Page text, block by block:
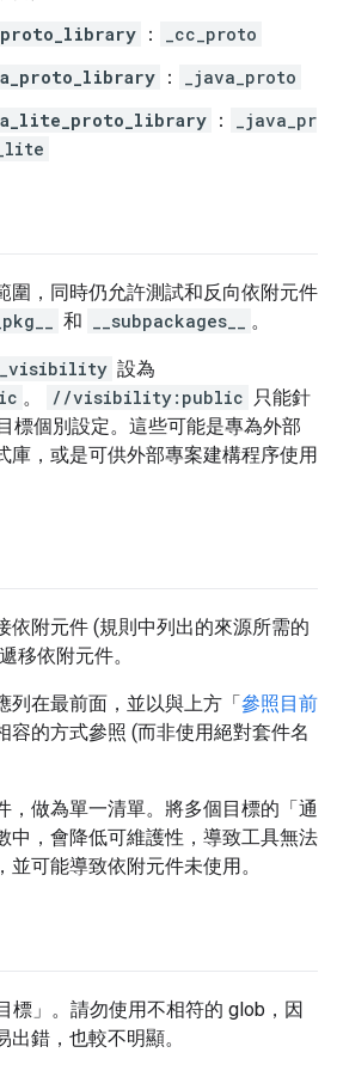
：
_cc_proto
：
_java_proto
：
_java_pr
圍，同時仍允許測試和反向依附元件
和 __subpackages__ 。
設為
。 //visibility:public 只能針
標個別設定。這些可能是專為外部
庫，或是可供外部專案建構程序使用
依附元件 (規則中列出的來源所需的
移依附元件。
列在最前面，並以與上方「參照目前
容的方式參照 (而非使用絕對套件名
，做為單一清單。將多個目標的「通
中，會降低可維護性，導致工具無法
可能導致依附元件未使用。
標」。請勿使用不相符的 glob，因
錯，也較不明顯。